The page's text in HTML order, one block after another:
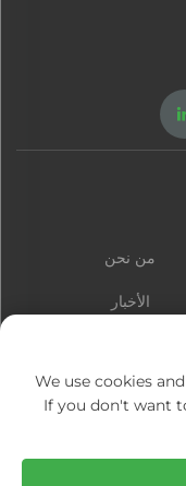
من نحن
الأخبار
We use cookies
If you don't want